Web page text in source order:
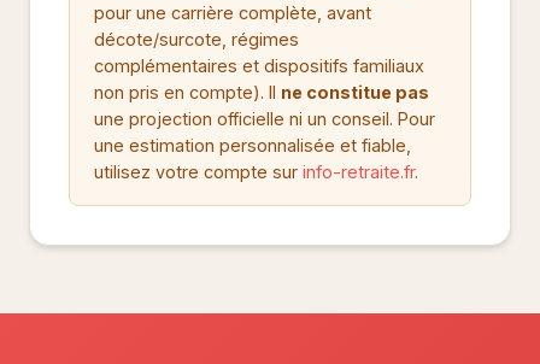
pour une carrière complète, avant
décote/surcote, régimes
complémentaires et dispositifs familiaux
non pris en compte). Il ne constitue pas
une projection officielle ni un conseil. Pour
une estimation personnalisée et fiable,
utilisez votre compte sur info-retraite.fr.